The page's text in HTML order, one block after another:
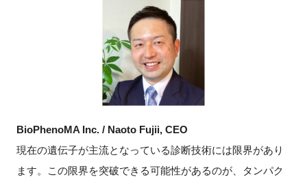
BioPhenoMA Inc. / Naoto Fujii, CEO
現在の遺伝子が主流となっている診断技術には限界があり
ます。この限界を突破できる可能性があるのが、タンパク